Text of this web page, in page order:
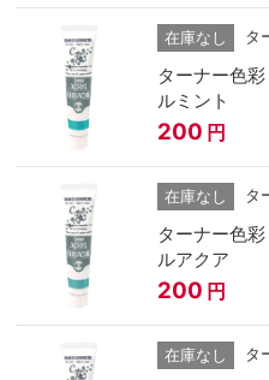
在庫なし タ
ターナー色
ルミント
200 円
在庫なし タ
ターナー色
ルアクア
200 円
在庫なし タ